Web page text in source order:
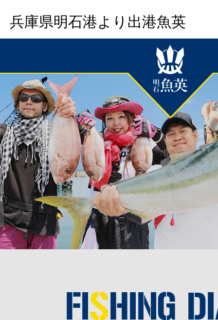
兵庫県明石港より出港魚英